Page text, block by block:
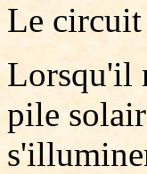
Le
Lorsqu'il
pile